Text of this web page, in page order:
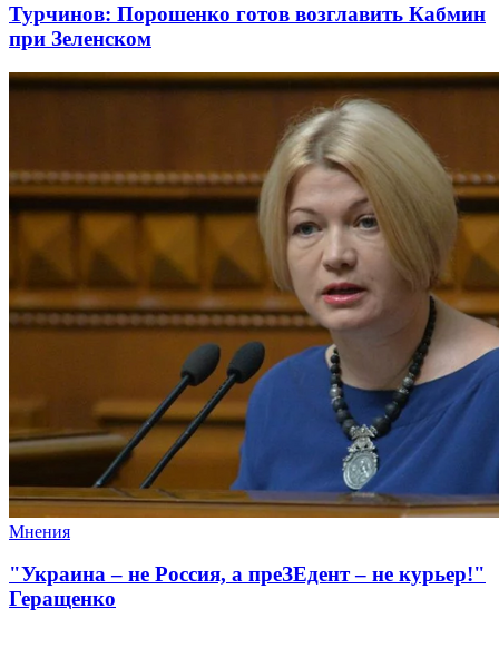
Турчинов: Порошенко готов возглавить Кабмин
при Зеленском
Мнения
"Украина – не Россия, а преЗЕдент – не курьер!"
Геращенко